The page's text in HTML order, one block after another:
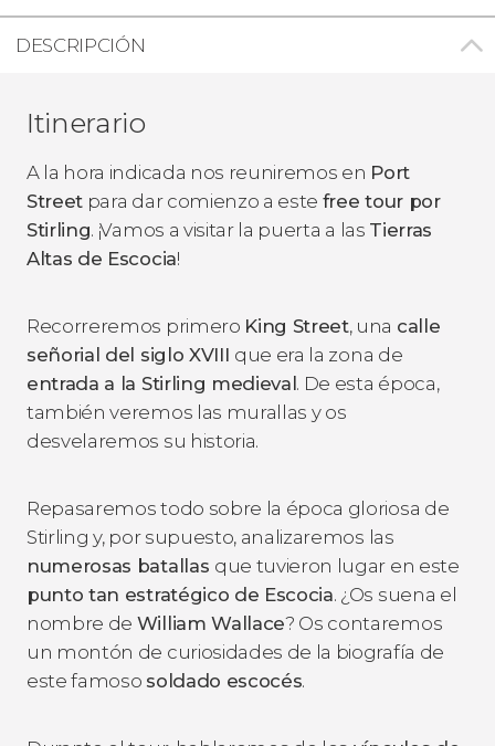
DESCRIPCIÓN
Itinerario
A la hora indicada nos reuniremos en Port
Street para dar comienzo a este free tour por
Stirling. ¡Vamos a visitar la puerta a las Tierras
Altas de Escocia!
Recorreremos primero King Street, una calle
señorial del siglo XVIII que era la zona de
entrada a la Stirling medieval. De esta época,
también veremos las murallas y os
desvelaremos su historia.
Repasaremos todo sobre la época gloriosa de
Stirling y, por supuesto, analizaremos las
numerosas batallas que tuvieron lugar en este
punto tan estratégico de Escocia. ¿Os suena el
nombre de William Wallace? Os contaremos
un montón de curiosidades de la biografía de
este famoso soldado escocés.